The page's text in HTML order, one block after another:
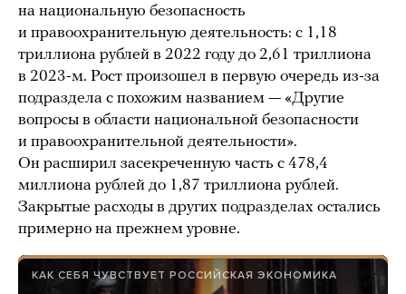
на национальную безопасность
и правоохранительную деятельность: с 1,18
триллиона рублей в 2022 году до 2,61 триллиона
в 2023-м. Рост произошел в первую очередь из-за
подраздела с похожим названием — «Другие
вопросы в области национальной безопасности
и правоохранительной деятельности».
Он расширил засекреченную часть с 478,4
миллиона рублей до 1,87 триллиона рублей.
Закрытые расходы в других подразделах остались
примерно на прежнем уровне.
КАК СЕБЯ ЧУВСТВУЕТ РОССИЙСКАЯ ЭКОНОМИКА